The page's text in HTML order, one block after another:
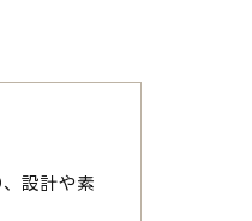
設計や素